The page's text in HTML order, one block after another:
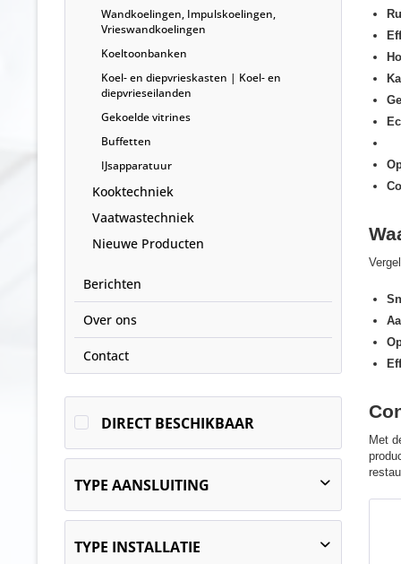
Wandkoelingen, Impulskoelingen,
Vrieswandkoelingen
Koeltoonbanken
Koel- en diepvrieskasten | Koel- en
diepvrieseilanden
Gekoelde vitrines
Buffetten
IJsapparatuur
Kooktechniek
Vaatwastechniek
Nieuwe Producten
Berichten
Over ons
Contact
DIRECT BESCHIKBAAR
TYPE AANSLUITING
TYPE INSTALLATIE
Met